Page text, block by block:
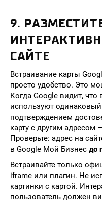
9.
САЙТЕ
Встраивание карты
просто удобство. Это
Когда Google видит,
используют
подтверждением
карту с другим адресом
Проверьте: адрес на
в Google Мой Бизнес до
Встраивайте только
iframe или плагин. Не
картинки с картой.
пользователь должен